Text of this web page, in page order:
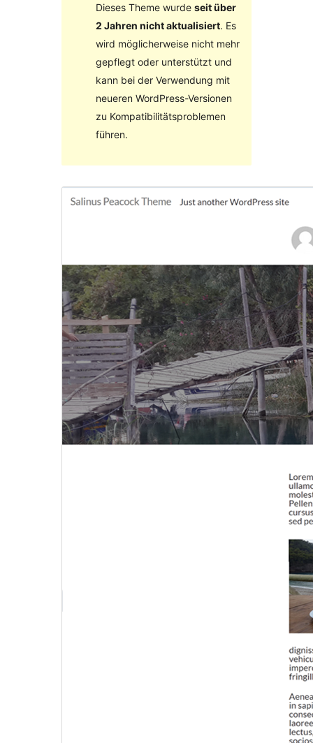
Dieses Theme wurde seit über
2 Jahren nicht aktualisiert. Es
wird möglicherweise nicht mehr
gepflegt oder unterstützt und
kann bei der Verwendung mit
neueren WordPress-Versionen
zu Kompatibilitätsproblemen
führen.